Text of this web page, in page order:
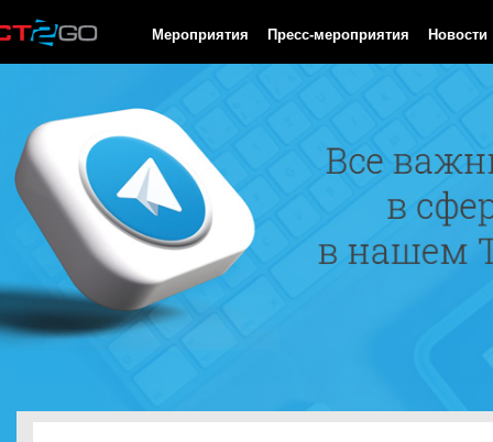
Мероприятия Пресс-мероприятия Новости